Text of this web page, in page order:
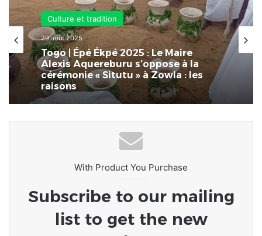
Culture et tradition
19 septembre 2025
Togo – Épé Ekpé 2025 | Prise de la
Pierre sacrée • Elle est BLANC SALE !
Pluie et abondance des récoltes au
rendez-vous
Culture et tradition
29 août 2025
Togo | Épé Ékpé 2025 : Le Maire
Alexis Aquereburu s’oppose à la
cérémonie « Situtu » à Zowla : les
With Product You Purchase
Subscribe to our mailing
list to get the new